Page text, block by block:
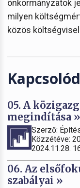
önkormányzatok
milyen
közös
05. A
megindítása »
Szerző:
Közzétéve:
2024.11.28.
06. Az
szabályai »